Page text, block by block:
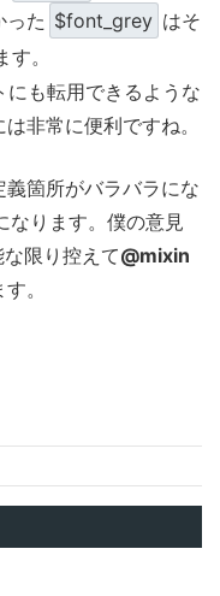
った $font_grey はそ
。
も転用できるような
非常に便利ですね。
箇所がバラバラにな
なります。僕の意見
限り控えて@mixin
。